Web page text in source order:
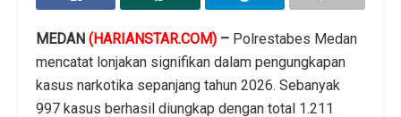
MEDAN (HARIANSTAR.COM) – Polrestabes Medan
mencatat lonjakan signifikan dalam pengungkapan
kasus narkotika sepanjang tahun 2026. Sebanyak
997 kasus berhasil diungkap dengan total 1.211